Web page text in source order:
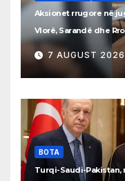
Aksionet rrugore në
Vlorë, Sarandë dhe
7 AUGUST 2026
BOTA
Turqi-Saudi-Pakistan,